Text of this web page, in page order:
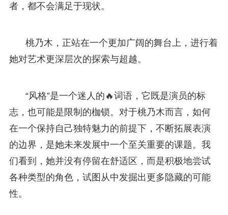
者，都不会满足于现状。
桃乃木，正站在一个更加广阔的舞台上，进行着
她对艺术更深层次的探索与超越。
“风格”是一个迷人的🔥词语，它既是演员的标
志，也可能是限制的枷锁。对于桃乃木而言，如何
在一个保持自己独特魅力的前提下，不断拓展表演
的边界，是她未来发展中一个至关重要的课题。我
们看到，她并没有停留在舒适区，而是积极地尝试
各种类型的角色，试图从中发掘出更多隐藏的可能
性。